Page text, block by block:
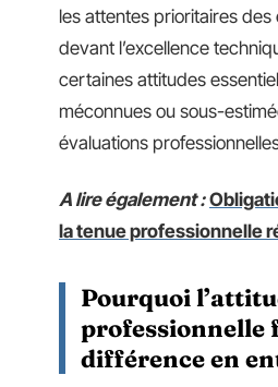
les attentes prioritaires des
devant l’excellence
certaines attitudes
méconnues ou sous-
évaluations
A lire également :
la tenue professionnelle
Pourquoi
professionnelle
différence en